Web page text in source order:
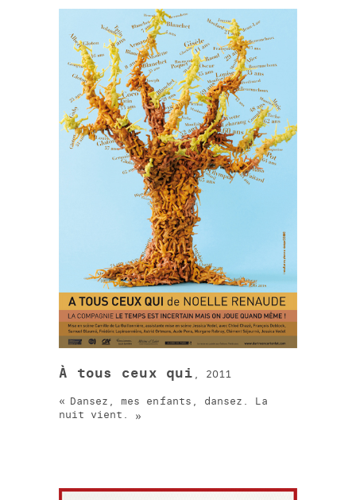
À tous ceux qui , 2011
Dansez, mes enfants, dansez. La
nuit vient.